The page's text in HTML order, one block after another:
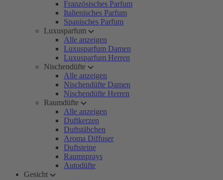
Französisches Parfum
Italienisches Parfum
Spanisches Parfum
Luxusparfum
Alle anzeigen
Luxusparfum Damen
Luxusparfum Herren
Nischendüfte
Alle anzeigen
Nischendüfte Damen
Nischendüfte Herren
Raumdüfte
Alle anzeigen
Duftkerzen
Duftstäbchen
Aroma Diffuser
Duftsteine
Raumsprays
Autodüfte
Gesicht